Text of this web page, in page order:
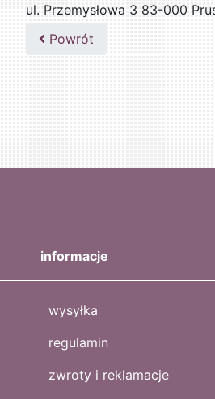
ul. Przemysłowa 3 83-000
509076255
Powrót
informacje
wysyłka
regulamin
zwroty i reklamacje